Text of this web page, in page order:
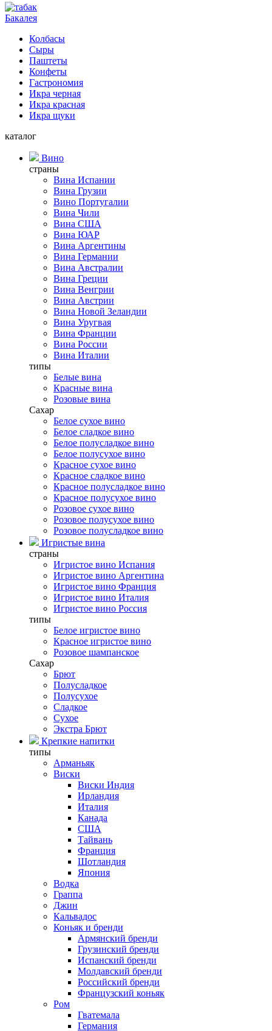
Бакалея
Колбасы
Сыры
Паштеты
Конфеты
Гастрономия
Икра черная
Икра красная
Икра щуки
каталог
Вино
страны
Вина Испании
Вина Грузии
Вино Португалии
Вина Чили
Вина США
Вина ЮАР
Вина Аргентины
Вина Германии
Вина Австралии
Вина Греции
Вина Венгрии
Вина Австрии
Вина Новой Зеландии
Вина Уругвая
Вина Франции
Вина России
Вина Италии
типы
Белые вина
Красные вина
Розовые вина
Сахар
Белое сухое вино
Белое сладкое вино
Белое полусладкое вино
Белое полусухое вино
Красное сухое вино
Красное сладкое вино
Красное полусладкое вино
Красное полусухое вино
Розовое сухое вино
Розовое полусухое вино
Розовое полусладкое вино
Игристые вина
страны
Игристое вино Испания
Игристое вино Аргентина
Игристое вино Франция
Игристое вино Италия
Игристое вино Россия
типы
Белое игристое вино
Красное игристое вино
Розовое шампанское
Сахар
Брют
Полусладкое
Полусухое
Сладкое
Сухое
Экстра Брют
Крепкие напитки
типы
Арманьяк
Виски
Виски Индия
Ирландия
Италия
Канада
США
Тайвань
Франция
Шотландия
Япония
Водка
Граппа
Джин
Кальвадос
Коньяк и бренди
Армянский бренди
Грузинский бренди
Испанский бренди
Молдавский бренди
Российский бренди
Французский коньяк
Ром
Гватемала
Германия